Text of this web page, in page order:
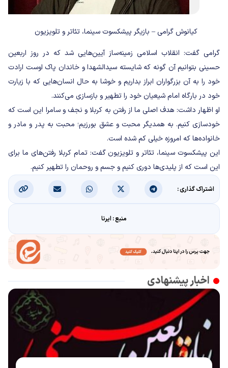
کیانوش گرامی – بازیگر پیشکسوت سینما، تئاتر و تلویزیون
گرامی گفت: انقلاب اسلامی زمینه‌ساز آیین‌هایی شد که در روز اربعین
حسینی بتوانیم آن گونه که شایسته سیدالشهدا و خاندان پاک اوست ارادت
خود را به آن بزرگواران ابراز بداریم و خوشا به حال انسان‌هایی‌ که با زیارت
خود در بارگاه امام شیعیان خود را تطهیر و بازسازی می‌کنند.
او اظهار داشت: هدف اصلی ما از رفتن به کربلا و نجف و سامرا این است که
خودسازی کنیم. به همدیگر محبت و عشق بورزیم؛ محبت به پدر و مادر و
خانواده‌ها که امروزه خیلی کم شده است.
این پیشکسوت سینما، تئاتر و تلویزیون گفت: تمام کربلا رفتن‌های ما برای
این است که از پلیدی‌ها دوری کنیم و جسم و روحمان را تطهیر کنیم.
اشتراک گذاری :
منبع : ایرنا
اخبار پیشنهادی